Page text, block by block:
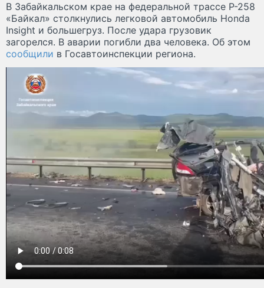
В Забайкальском крае на федеральной трассе Р-258
«Байкал» столкнулись легковой автомобиль Honda
Insight и большегруз. После удара грузовик
загорелся. В аварии погибли два человека. Об этом
сообщили в Госавтоинспекции региона.